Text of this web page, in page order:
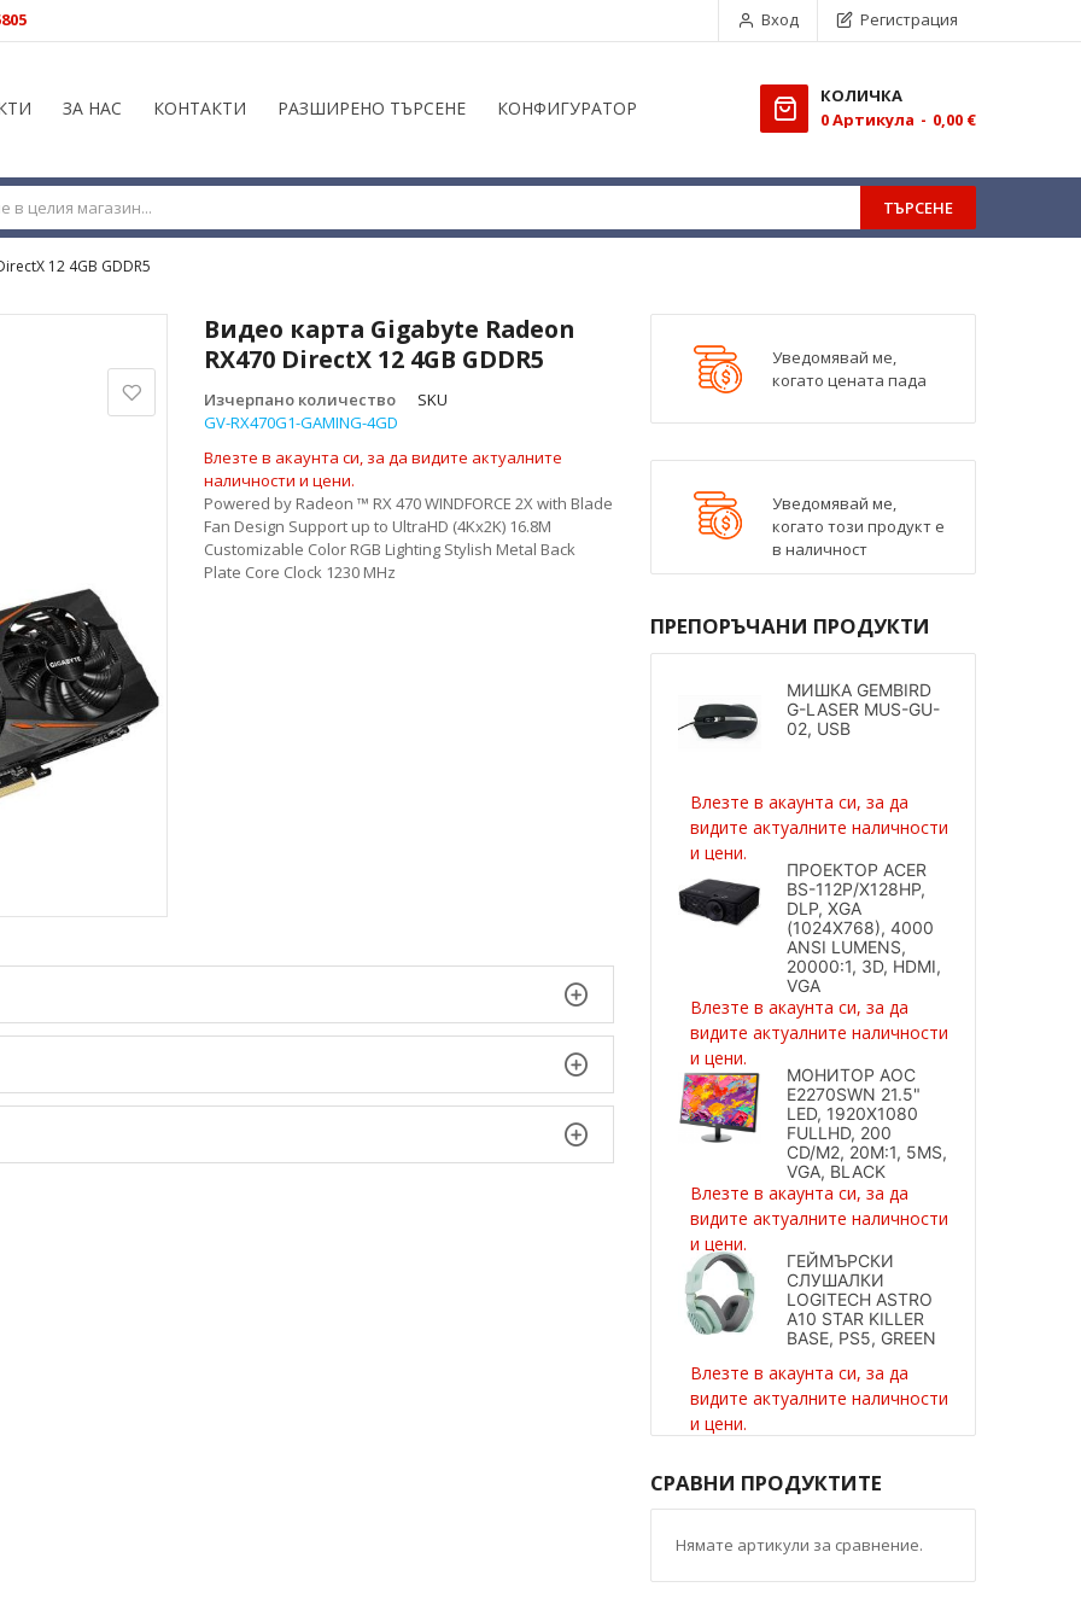
Вход Регистрация
ЗА НАС КОНТАКТИ РАЗШИРЕНО ТЪРСЕНЕ КОНФИГУРАТОР
КОЛИЧКА
0Aртикула 0,00 €
ТЪРСЕНЕ
12 4GB GDDR5
Видео карта Gigabyte Radeon
RX470 DirectX 12 4GB GDDR5
Изчерпано количество
SKU
GV-RX470G1-GAMING-4GD
Влезте в акаунта си, за да видите актуалните
наличности и цени.
Powered by Radeon ™ RX 470 WINDFORCE 2X with Blade
Fan Design Support up to UltraHD (4Kx2K) 16.8M
Customizable Color RGB Lighting Stylish Metal Back
Plate Core Clock 1230 MHz
Уведомявай ме,
когато цената пада
Уведомявай ме,
когато този продукт е
в наличност
ПРЕПОРЪЧАНИ ПРОДУКТИ
МИШКА GEMBIRD
G-LASER MUS-GU-
02, USB
Влезте в акаунта си, за да
видите актуалните наличности
и цени.
ПРОЕКТОР ACER
BS-112P/X128HP,
DLP, XGA
(1024X768), 4000
ANSI LUMENS,
20000:1, 3D, HDMI,
VGA
Влезте в акаунта си, за да
видите актуалните наличности
и цени.
МОНИТОР AOC
E2270SWN 21.5"
LED, 1920X1080
FULLHD, 200
CD/M2, 20M:1, 5MS,
VGA, BLACK
Влезте в акаунта си, за да
видите актуалните наличности
и цени.
ГЕЙМЪРСКИ
СЛУШАЛКИ
LOGITECH ASTRO
A10 STAR KILLER
BASE, PS5, GREEN
Влезте в акаунта си, за да
видите актуалните наличности
и цени.
СРАВНИ ПРОДУКТИТЕ
Нямате артикули за сравнение.